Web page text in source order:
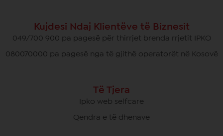
Kujdesi Ndaj Klientëve të Biznesit
049/700 900 pa pagesë për thirrjet brenda rrjetit IPKO
080070000 pa pagesë nga të gjithë operatorët në Kosovë
Të Tjera
Ipko web selfcare
Qendra e të dhenave